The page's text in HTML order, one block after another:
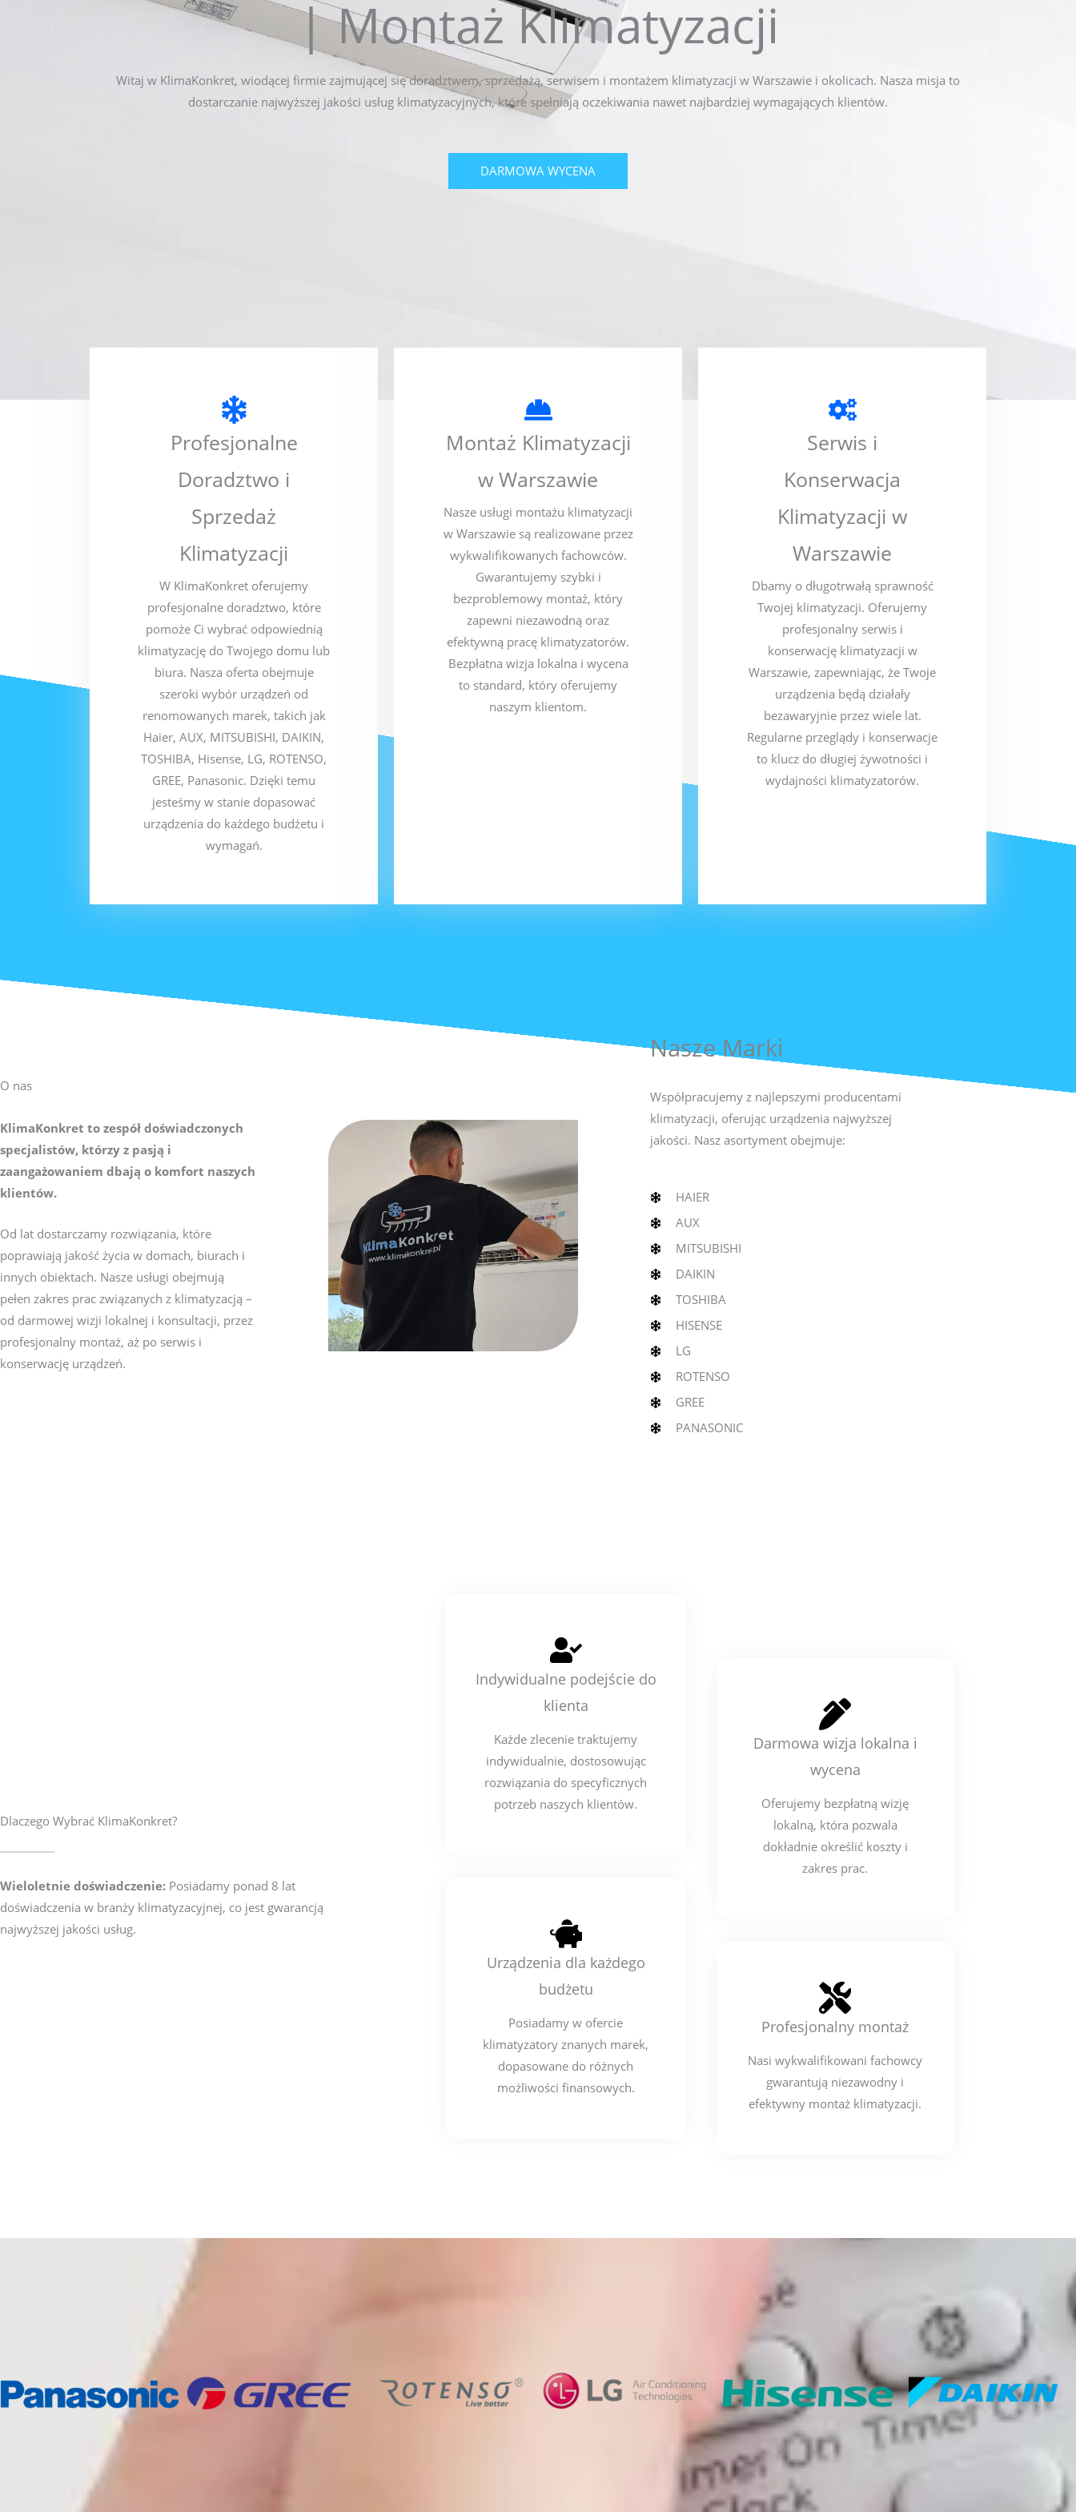
| Montaż Klimatyzacji
Witaj w KlimaKonkret, wiodącej firmie zajmującej się doradztwem, sprzedażą, serwisem i montażem klimatyzacji w Warszawie i okolicach. Nasza misja to
dostarczanie najwyższej jakości usług klimatyzacyjnych, które spełniają oczekiwania nawet najbardziej wymagających klientów.
DARMOWA WYCENA
Profesjonalne
Doradztwo i
Sprzedaż
Klimatyzacji
W KlimaKonkret oferujemy
profesjonalne doradztwo, które
pomoże Ci wybrać odpowiednią
klimatyzację do Twojego domu lub
biura. Nasza oferta obejmuje
szeroki wybór urządzeń od
renomowanych marek, takich jak
Haier, AUX, MITSUBISHI, DAIKIN,
TOSHIBA, Hisense, LG, ROTENSO,
GREE, Panasonic. Dzięki temu
jesteśmy w stanie dopasować
urządzenia do każdego budżetu i
wymagań.
Montaż Klimatyzacji
w Warszawie
Nasze usługi montażu klimatyzacji
w Warszawie są realizowane przez
wykwalifikowanych fachowców.
Gwarantujemy szybki i
bezproblemowy montaż, który
zapewni niezawodną oraz
efektywną pracę klimatyzatorów.
Bezpłatna wizja lokalna i wycena
to standard, który oferujemy
naszym klientom.
Serwis i
Konserwacja
Klimatyzacji w
Warszawie
Dbamy o długotrwałą sprawność
Twojej klimatyzacji. Oferujemy
profesjonalny serwis i
konserwację klimatyzacji w
Warszawie, zapewniając, że Twoje
urządzenia będą działały
bezawaryjnie przez wiele lat.
Regularne przeglądy i konserwacje
to klucz do długiej żywotności i
wydajności klimatyzatorów.
O nas
KlimaKonkret to zespół doświadczonych
specjalistów, którzy z pasją i
zaangażowaniem dbają o komfort naszych
klientów.
Od lat dostarczamy rozwiązania, które
poprawiają jakość życia w domach, biurach i
innych obiektach. Nasze usługi obejmują
pełen zakres prac związanych z klimatyzacją –
od darmowej wizji lokalnej i konsultacji, przez
profesjonalny montaż, aż po serwis i
konserwację urządzeń.
Nasze Marki
Współpracujemy z najlepszymi producentami
klimatyzacji, oferując urządzenia najwyższej
jakości. Nasz asortyment obejmuje:
HAIER
AUX
MITSUBISHI
DAIKIN
TOSHIBA
HISENSE
LG
ROTENSO
GREE
PANASONIC
Dlaczego Wybrać KlimaKonkret?
Wieloletnie doświadczenie: Posiadamy ponad 8 lat
doświadczenia w branży klimatyzacyjnej, co jest gwarancją
najwyższej jakości usług.
Indywidualne podejście do
klienta
Każde zlecenie traktujemy
indywidualnie, dostosowując
rozwiązania do specyficznych
potrzeb naszych klientów.
Urządzenia dla każdego
budżetu
Posiadamy w ofercie
klimatyzatory znanych marek,
dopasowane do różnych
możliwości finansowych.
Darmowa wizja lokalna i
wycena
Oferujemy bezpłatną wizję
lokalną, która pozwala
dokładnie określić koszty i
zakres prac.
Profesjonalny montaż
Nasi wykwalifikowani fachowcy
gwarantują niezawodny i
efektywny montaż klimatyzacji.